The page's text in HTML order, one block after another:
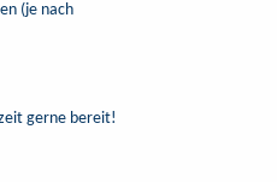
(je nach
gerne bereit!